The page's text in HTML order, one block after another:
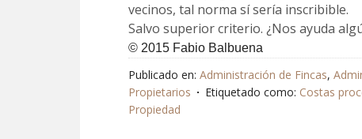
vecinos, tal norma sí sería inscribible.
Salvo superior criterio. ¿Nos ayuda
© 2015 Fabio Balbuena
Publicado en: Administración de Fincas,
Propietarios
Etiquetado como: Costas
Propiedad